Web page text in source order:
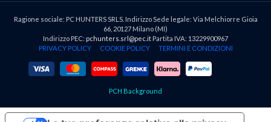
Ragione sociale: PC HUNTERS SRLS. Indirizzo Sede legale: Via Melchiorre Gioia
66, 20127 Milano (MI)
Indirizzo PEC: pchunters.srl@pec.it Partita IVA: 13229900967
PRIVACY POLICY
COOKIE POLICY TERMINI E CONDIZIONI
PCH Background